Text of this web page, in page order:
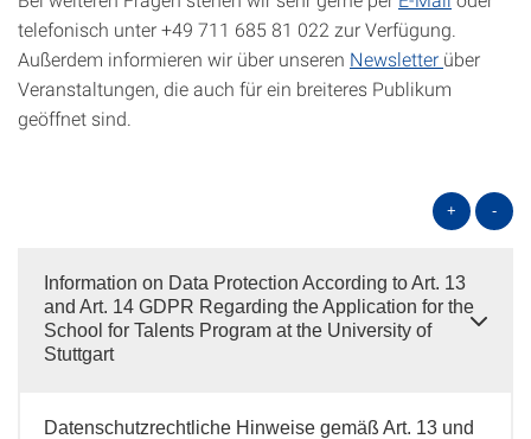
telefonisch unter +49 711 685 81 022 zur Verfügung.
Außerdem informieren wir über unseren Newsletter über
Veranstaltungen, die auch für ein breiteres Publikum
geöffnet sind.
+ -
Information on Data Protection According to Art. 13
and Art. 14 GDPR Regarding the Application for the
School for Talents Program at the University of
Stuttgart
Datenschutzrechtliche Hinweise gemäß Art. 13 und